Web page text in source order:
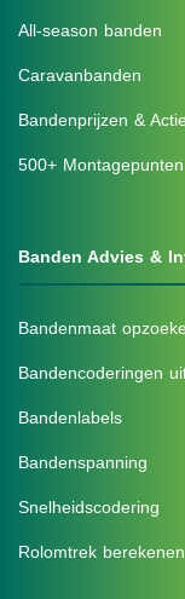
All-season banden
Caravanbanden
Bandenprijzen &
500+ Montagepunten
Banden Advies &
Bandenmaat
Bandencoderingen
Bandenlabels
Bandenspanning
Snelheidscodering
Rolomtrek berekenen